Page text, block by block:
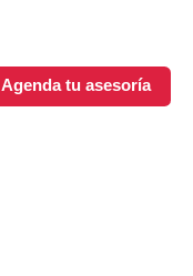
Agenda tu asesoría